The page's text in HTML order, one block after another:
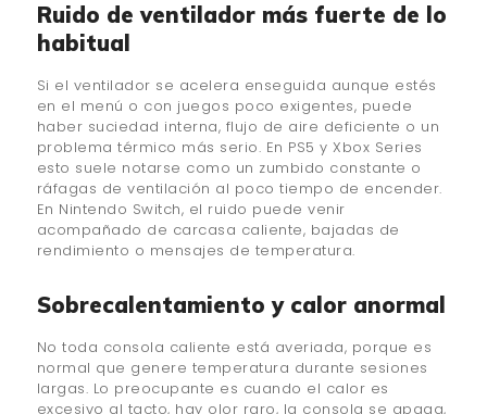
Ruido de ventilador más fuerte de lo
habitual
Si el ventilador se acelera enseguida aunque estés
en el menú o con juegos poco exigentes, puede
haber suciedad interna, flujo de aire deficiente o un
problema térmico más serio. En PS5 y Xbox Series
esto suele notarse como un zumbido constante o
ráfagas de ventilación al poco tiempo de encender.
En Nintendo Switch, el ruido puede venir
acompañado de carcasa caliente, bajadas de
rendimiento o mensajes de temperatura.
Sobrecalentamiento y calor anormal
No toda consola caliente está averiada, porque es
normal que genere temperatura durante sesiones
largas. Lo preocupante es cuando el calor es
excesivo al tacto, hay olor raro, la consola se apaga,